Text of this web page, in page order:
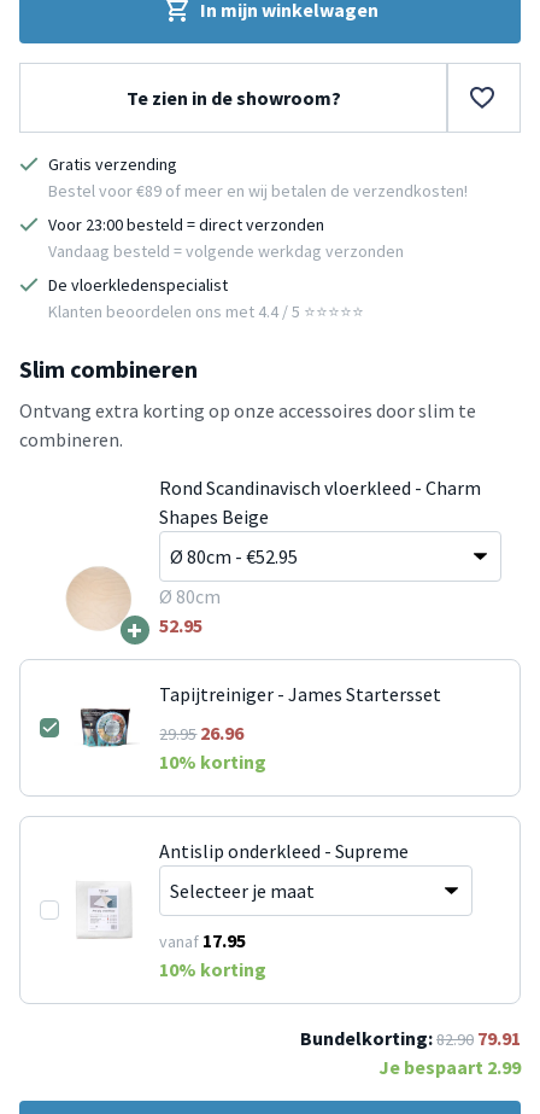
In mijn winkelwagen
Te zien in de showroom?
Gratis verzending
Bestel voor €89 of meer en wij betalen de verzendkosten!
Voor 23:00 besteld = direct verzonden
Vandaag besteld = volgende werkdag verzonden
De vloerkledenspecialist
Klanten beoordelen ons met 4.4 / 5 ⭐⭐⭐⭐⭐
Slim combineren
Ontvang extra korting op onze accessoires door slim te
combineren.
+
Rond Scandinavisch vloerkleed - Charm
Shapes Beige
Ø 80cm
52.95
Tapijtreiniger - James Startersset
29.9526.96
10% korting
Antislip onderkleed - Supreme
vanaf 17.95
10% korting
Bundelkorting:82.90 79.91
Je bespaart 2.99